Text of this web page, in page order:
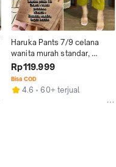
Haruka Pants 7/9 celana
wanita murah standar,
jumbo, super jumbo
Rp119.999
Bisa COD
4.6 60+ terjual